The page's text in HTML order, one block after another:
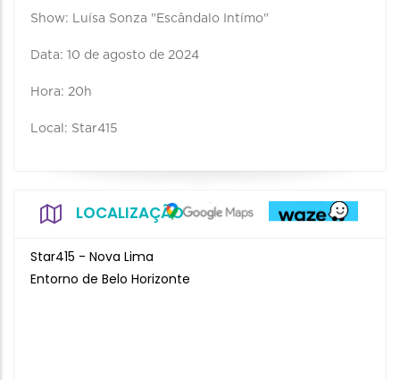
Show: Luísa Sonza "Escândalo Intímo"
Data: 10 de agosto de 2024
Hora: 20h
Local: Star415
LOCALIZAÇÃO
Star415 - Nova Lima
Entorno de Belo Horizonte